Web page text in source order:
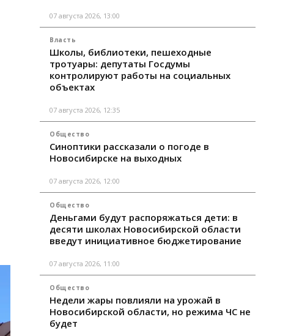
07 августа 2026, 13:00
Власть
Школы, библиотеки, пешеходные
тротуары: депутаты Госдумы
контролируют работы на социальных
объектах
07 августа 2026, 12:35
Общество
Синоптики рассказали о погоде в
Новосибирске на выходных
07 августа 2026, 12:00
Общество
Деньгами будут распоряжаться дети: в
десяти школах Новосибирской области
введут инициативное бюджетирование
07 августа 2026, 11:00
Общество
Недели жары повлияли на урожай в
Новосибирской области, но режима ЧС не
будет